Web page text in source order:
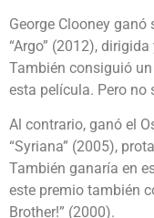
George Clooney
“Argo” (2012),
También consiguió
esta película. Pero no
Al contrario, ganó el
“Syriana” (2005),
También ganaría en
este premio también
Brother!” (2000).